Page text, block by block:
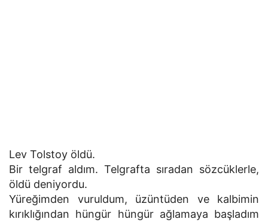
Lev Tolstoy öldü.
Bir telgraf aldım. Telgrafta sıradan sözcüklerle,
öldü deniyordu.
Yüreğimden vuruldum, üzüntüden ve kalbimin
kırıklığından hüngür hüngür ağlamaya başladım